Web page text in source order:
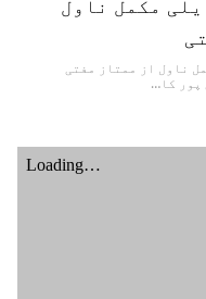
مکمل ناول
ناول از ممتاز مفتی
پور کا…